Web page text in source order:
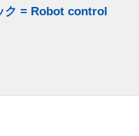
ク = Robot control